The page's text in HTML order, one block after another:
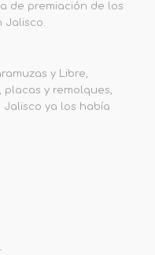
de premiación de los
Jalisco.
y Libre,
y remolques,
Jalisco ya los había